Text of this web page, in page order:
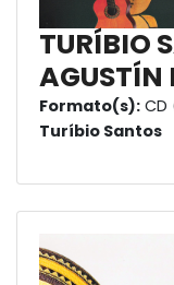
TURÍBIO
AGUSTÍN
Formato(s): CD
Turíbio Santos